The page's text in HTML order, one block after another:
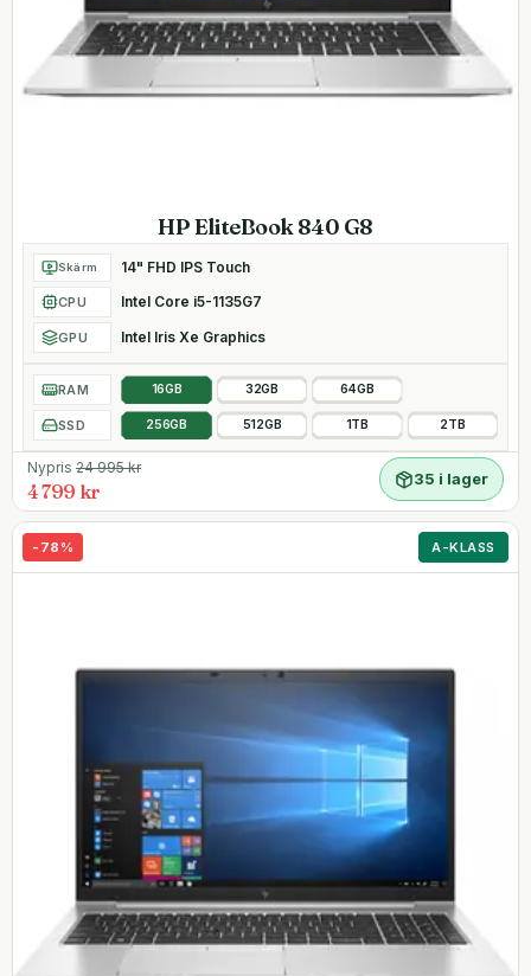
HP EliteBook 840 G8
Skärm 14" FHD IPS Touch
CPU Intel Core i5-1135G7
GPU Intel Iris Xe Graphics
RAM 16GB 32GB 64GB
SSD 256GB 512GB 1TB 2TB
Nypris 24 995kr
4 799 kr
35 i lager
- 78 % A-KLASS